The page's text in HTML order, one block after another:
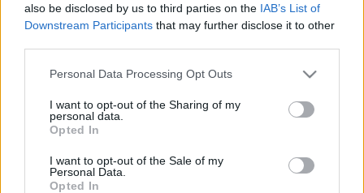
also be disclosed by us to third parties on the IAB’s List of
Downstream Participants that may further disclose it to other
Please note that this website/app uses one or more Google
not limited to your visit or usage behaviour. You may click to
grant or deny consent to Google and its third-party tags to
use your data for below specified purposes in below Google
consent section.
Personal Data Processing Opt Outs
I want to opt-out of the Sharing of my
personal data.
Opted In
I want to opt-out of the Sale of my
Personal Data.
Opted In
Aktuális
Hőség és vízhiány - itatók feltöltésével
segítik a vadállományt a somogyi
KEVESEBB FÉNYT!